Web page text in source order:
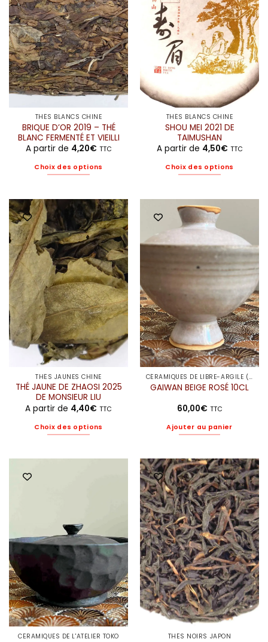
THÉS BLANCS CHINE
BRIQUE D’OR 2019 – THÉ
BLANC FERMENTÉ ET VIEILLI
A partir de 4,20€ TTC
Choix des options
a
plusieurs
variations.
Les
options
peuvent
être
choisies
sur
la
page
du
produit
THÉS BLANCS CHINE
SHOU MEI 2021 DE
TAIMUSHAN
A partir de 4,50€ TTC
Choix des options
a
plusieurs
variations.
Les
options
peuvent
être
choisies
sur
la
page
du
produit
THÉS JAUNES CHINE
THÉ JAUNE DE ZHAOSI 2025
DE MONSIEUR LIU
A partir de 4,40€ TTC
Choix des options
peuvent
être
choisies
sur
la
page
du
produit
CÉRAMIQUES DE LIBRE-ARGILE (ELODIE)
GAIWAN BEIGE ROSÉ 10CL
60,00€ TTC
Ajouter au panier
CÉRAMIQUES DE L'ATELIER TOKO THÉS NOIRS JAPON